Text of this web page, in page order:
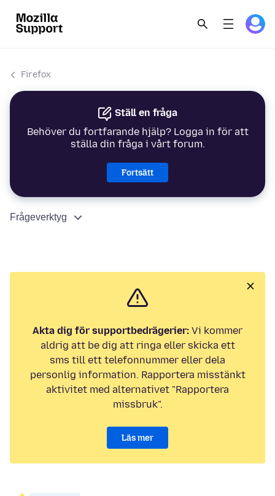
Firefox
Ställ en fråga
Behöver du fortfarande hjälp? Logga in för att
ställa din fråga i vårt forum.
Fortsätt
Frågeverktyg
Akta dig för supportbedrägerier: Vi kommer
aldrig att be dig att ringa eller skicka ett
sms till ett telefonnummer eller dela
personlig information. Rapportera misstänkt
aktivitet med alternativet "Rapportera
missbruk".
Läs mer